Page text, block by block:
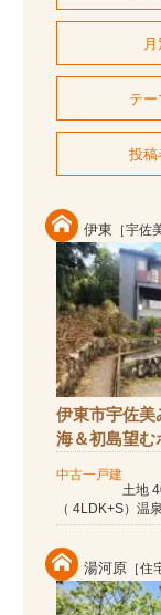
テー
投稿
伊東 ［宇佐
伊東市宇佐美
海＆初島望む
中古一戸建
土地
（ 4LDK+S）温
湯河原 ［住